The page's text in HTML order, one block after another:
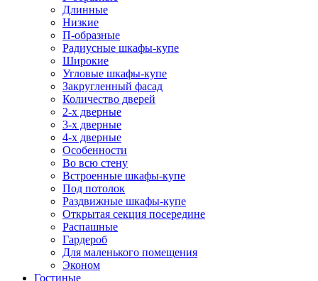
Длинные
Низкие
П-образные
Радиусные шкафы-купе
Широкие
Угловые шкафы-купе
Закругленный фасад
Количество дверей
2-х дверные
3-х дверные
4-х дверные
Особенности
Во всю стену
Встроенные шкафы-купе
Под потолок
Раздвижные шкафы-купе
Открытая секция посередине
Распашные
Гардероб
Для маленького помещения
Эконом
Гостиные